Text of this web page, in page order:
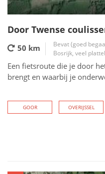
Door Twense
50 km
Bevat (goed
Bosrijk, veel
Een fietsroute die je door
brengt en waarbij je
GOOR OVERIJSSEL